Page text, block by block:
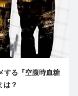
する『空腹時血糖
は？